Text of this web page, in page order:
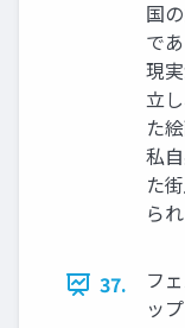
国
で
現
立
た
私
た
ら
37.
フ
ッ